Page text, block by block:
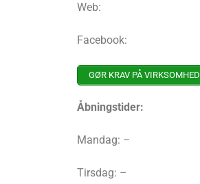
Web:
Facebook:
GØR KRAV PÅ VIRKSOMHED
Åbningstider:
Mandag: –
Tirsdag: –